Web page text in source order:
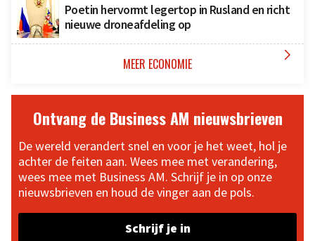
Poetin hervormt legertop in Rusland en richt
nieuwe droneafdeling op
MEER ECONOMIE 
Ontvang de Business AM nieuwsbrieven
De wereld verandert snel en voor je het weet, hol je
achter de feiten aan. Wees mee met verandering,
wees mee met Business AM. Schrijf je in op onze
nieuwsbrieven en houd de vinger aan de pols.
Schrijf je in